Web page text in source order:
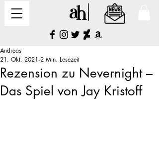
Rezension zu Nevernight –
Das Spiel von Jay Kristoff
Andreas
21. Okt. 2021 2 Min. Lesezeit